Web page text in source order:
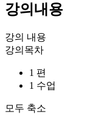
강의내용
강의 내용
강의목차
1 편
1 수업
모두 축소